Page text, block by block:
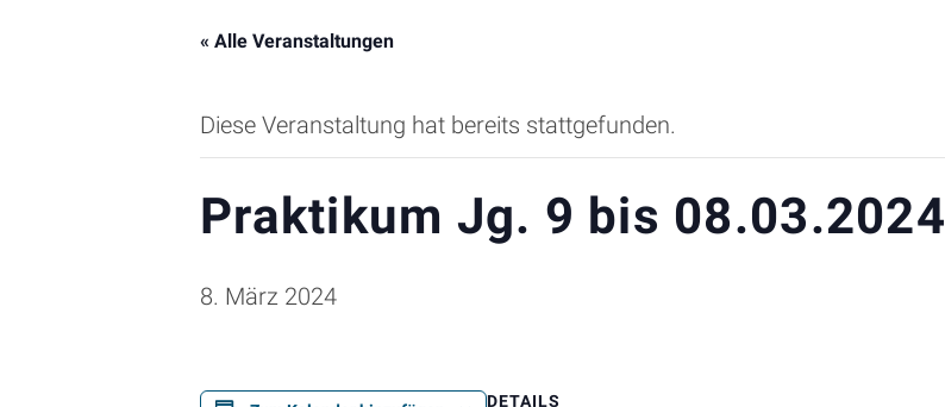
« Alle Veranstaltungen
Diese Veranstaltung hat bereits stattgefunden.
Praktikum Jg. 9 bis 08.03.2024
8. März 2024
DETAILS